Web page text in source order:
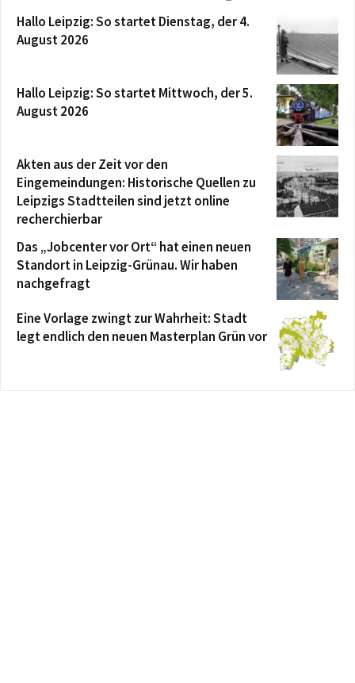
Hallo Leipzig: So startet Dienstag, der 4.
August 2026
Hallo Leipzig: So startet Mittwoch, der 5.
August 2026
Akten aus der Zeit vor den
Eingemeindungen: Historische Quellen zu
Leipzigs Stadtteilen sind jetzt online
recherchierbar
Das „Jobcenter vor Ort“ hat einen neuen
Standort in Leipzig-Grünau. Wir haben
nachgefragt
Eine Vorlage zwingt zur Wahrheit: Stadt
legt endlich den neuen Masterplan Grün vor